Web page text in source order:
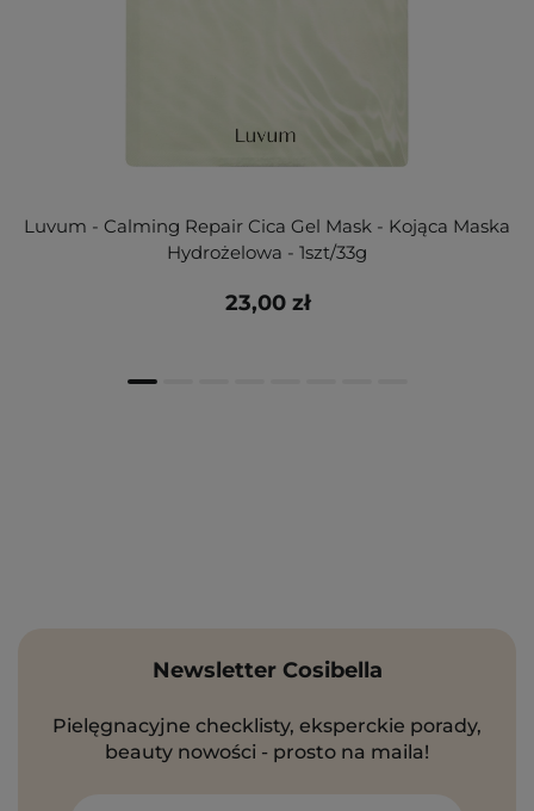
Luvum - Calming Repair Cica Gel Mask - Kojąca Maska
Hydrożelowa - 1szt/33g
23,00 zł
Newsletter Cosibella
Pielęgnacyjne checklisty, eksperckie porady,
beauty nowości - prosto na maila!